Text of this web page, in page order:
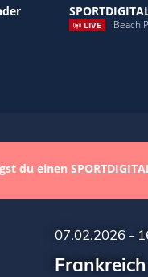
LIVE Beach
du einen
07.02.2026 -